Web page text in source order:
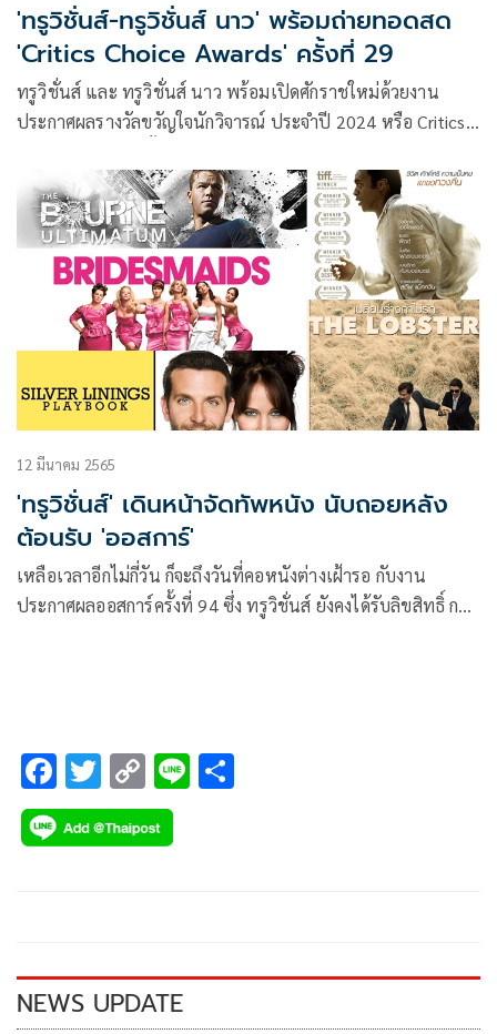
'ทรูวิชั่นส์-ทรูวิชั่นส์ นาว' พร้อมถ่ายทอดสด
'Critics Choice Awards' ครั้งที่ 29
ทรูวิชั่นส์ และ ทรูวิชั่นส์ นาว พร้อมเปิดศักราชใหม่ด้วยงาน
ประกาศผลรางวัลขวัญใจนักวิจารณ์ ประจำปี 2024 หรือ Critics
แก่ผู้คนในแวดวงภาพยนตร์ฮอลลีวูดในการผลิตผลงานอันยอด
เยี่ยมสืบเนื่องต่อไป
12 มีนาคม 2565
'ทรูวิชั่นส์' เดินหน้าจัดทัพหนัง นับถอยหลัง
ต้อนรับ 'ออสการ์'
เหลือเวลาอีกไม่กี่วัน ก็จะถึงวันที่คอหนังต่างเฝ้ารอ กับงาน
ประกาศผลออสการ์ครั้งที่ 94 ซึ่ง ทรูวิชั่นส์ ยังคงได้รับลิขสิทธิ์ การ
F
ac
e
k
T
wi
tt
C
o
p
k
Li
NEWS UPDATE